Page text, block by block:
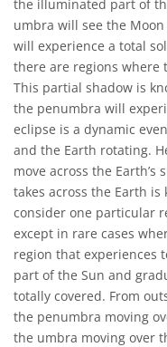
the illuminated part of
umbra will see the
will experience a total
there are regions where
This partial shadow is
the penumbra will
eclipse is a dynamic
and the Earth rotating.
move across the
takes across the Earth is
consider one particular
except in rare cases
region that experiences
part of the Sun and
totally covered. From
the penumbra moving
the umbra moving over